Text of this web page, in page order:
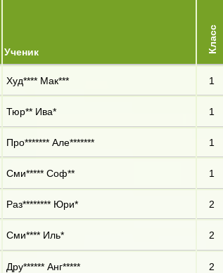
Ученик Класс
Худ**** Мак*** 1
Тюр** Ива* 1
Про******* Але******* 1
Сми***** Соф** 1
Раз******** Юри* 2
Сми**** Иль* 2
Дру****** Анг***** 2